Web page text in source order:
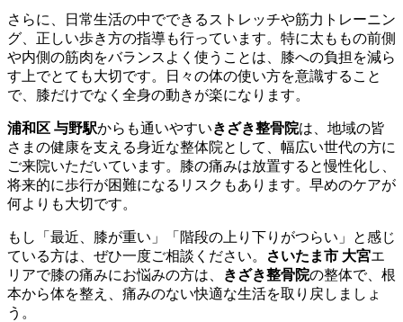
さらに、日常生活の中でできるストレッチや筋力トレーニン
グ、正しい歩き方の指導も行っています。特に太ももの前側
や内側の筋肉をバランスよく使うことは、膝への負担を減ら
す上でとても大切です。日々の体の使い方を意識すること
で、膝だけでなく全身の動きが楽になります。
浦和区 与野駅からも通いやすいきざき整骨院は、地域の皆
さまの健康を支える身近な整体院として、幅広い世代の方に
ご来院いただいています。膝の痛みは放置すると慢性化し、
将来的に歩行が困難になるリスクもあります。早めのケアが
何よりも大切です。
もし「最近、膝が重い」「階段の上り下りがつらい」と感じ
ている方は、ぜひ一度ご相談ください。
さいたま市 大宮エ
リアで膝の痛みにお悩みの方は、
きざき整骨院の整体で、根
本から体を整え、痛みのない快適な生活を取り戻しましょ
う。